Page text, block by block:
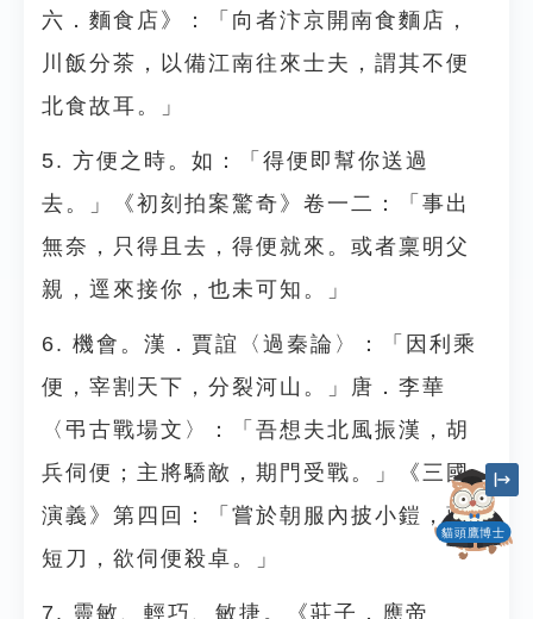
六．麵食店》：「向者汴京開南食麵店，
川飯分茶，以備江南往來士夫，謂其不便
北食故耳。」
5. 方便之時。如：「得便即幫你送過
去。」《初刻拍案驚奇》卷一二：「事出
無奈，只得且去，得便就來。或者稟明父
親，逕來接你，也未可知。」
6. 機會。漢．賈誼〈過秦論〉：「因利乘
便，宰割天下，分裂河山。」唐．李華
〈弔古戰場文〉：「吾想夫北風振漢，胡
兵伺便；主將驕敵，期門受戰。」《三國
演義》第四回：「嘗於朝服內披小鎧，藏
短刀，欲伺便殺卓。」
7. 靈敏、輕巧、敏捷。《莊子．應帝
貓頭鷹博士